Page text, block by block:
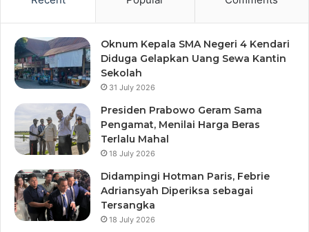
Oknum Kepala SMA Negeri 4 Kendari
Diduga Gelapkan Uang Sewa Kantin
Sekolah
31 July 2026
Presiden Prabowo Geram Sama
Pengamat, Menilai Harga Beras
Terlalu Mahal
18 July 2026
Didampingi Hotman Paris, Febrie
Adriansyah Diperiksa sebagai
Tersangka
18 July 2026